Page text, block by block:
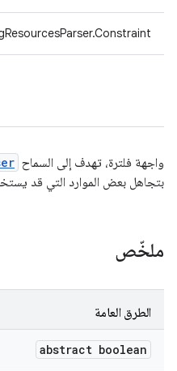
واجهة فلترة، تهدف إلى السماح
بتجاهل بعض الموارد التي قد
ملخّص
الطرق العامة
abstract boolean